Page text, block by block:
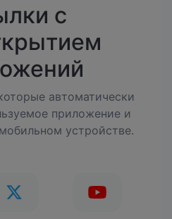
с
автоматически
приложение и
устройстве.